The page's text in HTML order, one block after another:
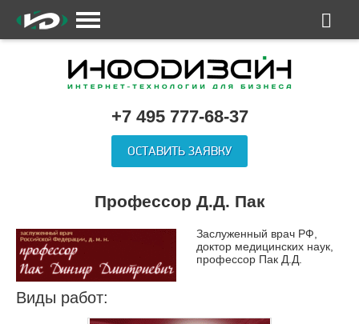
+7 495 777-68-37
ОСТАВИТЬ ЗАЯВКУ
Профессор Д.Д. Пак
Заслуженный врач РФ,
доктор медицинских наук,
профессор Пак Д.Д.
Виды работ: